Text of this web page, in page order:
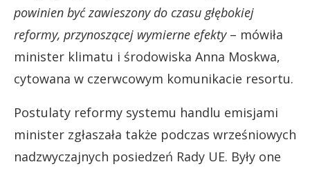
powinien być zawieszony do czasu głębokiej
reformy, przynoszącej wymierne efekty– mówiła
minister klimatu i środowiska Anna Moskwa,
cytowana w czerwcowym komunikacie resortu.
Postulaty reformy systemu handlu emisjami
minister zgłaszała także podczas wrześniowych
nadzwyczajnych posiedzeń Rady UE. Były one